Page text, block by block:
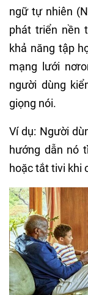
ngữ tự nhiên
phát triển nền
khả năng tập
mạng lưới
người dùng
giọng nói.
Ví dụ: Người
hướng dẫn nó
hoặc tắt tivi khi